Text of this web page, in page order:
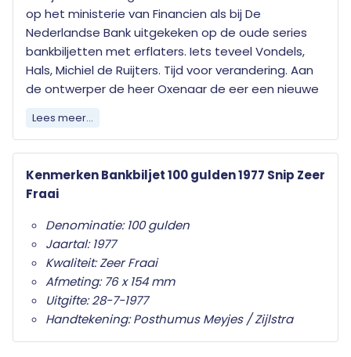
op het ministerie van Financien als bij De
Nederlandse Bank uitgekeken op de oude series
bankbiljetten met erflaters. Iets teveel Vondels,
Hals, Michiel de Ruijters. Tijd voor verandering. Aan
de ontwerper de heer Oxenaar de eer een nieuwe
een serie die geen enkele verwantschap toont
met eerdere bankbiljetten. Oxenaar volgt zijn
als eerste biljet met de de Snip, het nieuwe biljet
van f 100,-. Naar de opvatting van de ontwerper
zijn bankbiljetten zulke alledaagse dingen, dat ze
ook als zodanig benoemd moeten worden. De stijl
is naturalistisch om de herkenbaarheid bij het
publiek te vergroten.
Het nieuwe biljet wordt met de modernste
technieken ontwikkelt en beveiligd, zodat namaken
Lees meer...
Kenmerken Bankbiljet 100 gulden 1977 Snip Zeer
Fraai
Denominatie: 100 gulden
Jaartal: 1977
Kwaliteit: Zeer Fraai
Afmeting: 76 x 154 mm
Uitgifte: 28-7-1977
Handtekening: Posthumus Meyjes / Zijlstra